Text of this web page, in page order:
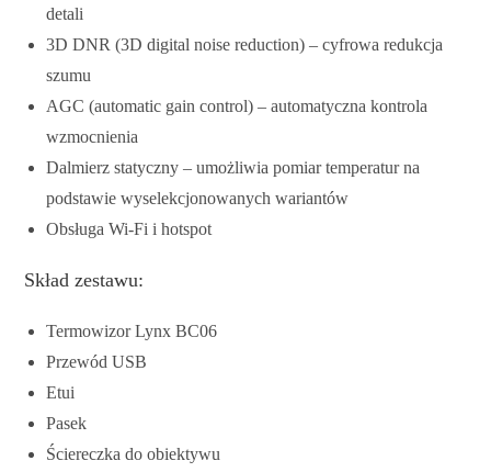
detali
3D DNR (3D digital noise reduction) – cyfrowa redukcja
szumu
AGC (automatic gain control) – automatyczna kontrola
wzmocnienia
Dalmierz statyczny – umożliwia pomiar temperatur na
podstawie wyselekcjonowanych wariantów
Obsługa Wi-Fi i hotspot
Skład zestawu:
Termowizor Lynx BC06
Przewód USB
Etui
Pasek
Ściereczka do obiektywu